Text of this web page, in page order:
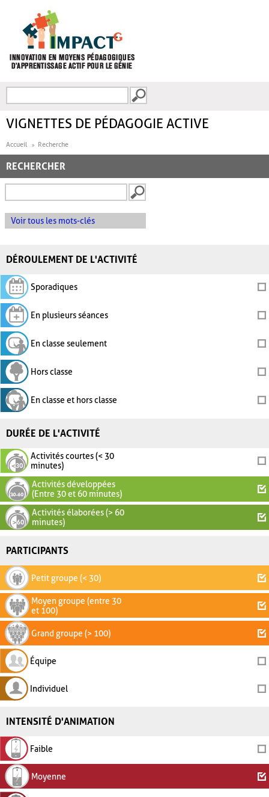
FORMULAIRE DE
VIGNETTES DE PÉDAGOGIE ACTIVE
Accueil Recherche
RECHERCHER
Voir tous les mots-clés
DÉROULEMENT DE L'ACTIVITÉ
Sporadiques
En plusieurs séances
En classe seulement
Hors classe
En classe et hors classe
DURÉE DE L'ACTIVITÉ
Activités courtes (< 30
minutes)
Activités développées
(Entre 30 et 60 minutes)
Activités élaborées (> 60
minutes)
PARTICIPANTS
Petit groupe (< 30)
Moyen groupe (entre 30
et 100)
Grand groupe (> 100)
Équipe
Individuel
INTENSITÉ D'ANIMATION
Faible
Moyenne